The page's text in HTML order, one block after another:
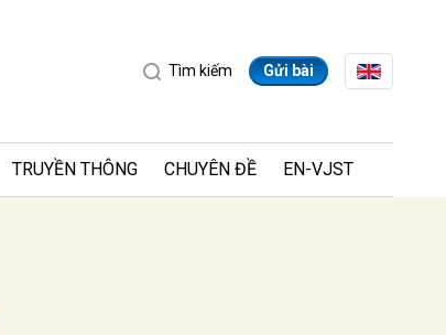
Tìm kiếm Gửi bài
TRUYỀN THÔNG CHUYÊN ĐỀ EN-VJST